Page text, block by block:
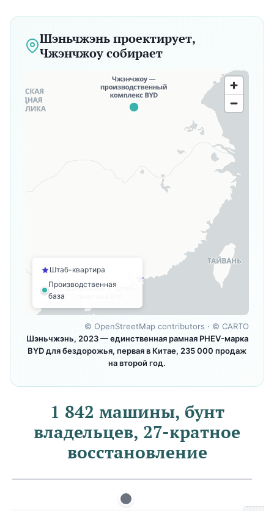
Шэньчжэнь проектирует,
Чжэнчжоу собирает
Штаб-квартира
Производственная
база
© OpenStreetMap contributors · © CARTO
Шэньчжэнь, 2023 — единственная рамная PHEV-марка
BYD для бездорожья, первая в Китае, 235 000 продаж
на второй год.
1 842 машины, бунт
владельцев, 27-кратное
восстановление